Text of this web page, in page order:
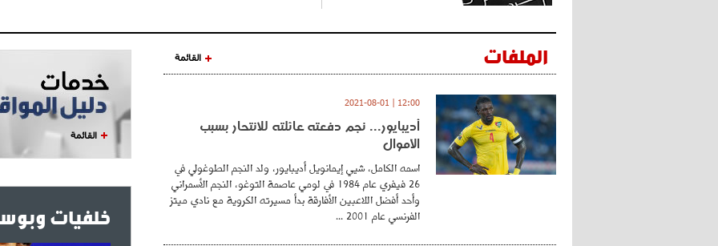
الملفات القائمة
12:00 | 2021-08-01
أديبايور... نجم دفعته عائلته للانتحار بسبب
الأموال
اسمه الكامل، شيي إيمانويل أديبايور، ولد النجم الطوغولي في
26 فيفري عام 1984 في لومي عاصمة التوغو، النجم الأسمراني
وأحد أفضل اللاعبين الأفارقة بدأ مسيرته الكروية مع نادي ميتز
الفرنسي عام 2001 ...
القائمة
خلفيات